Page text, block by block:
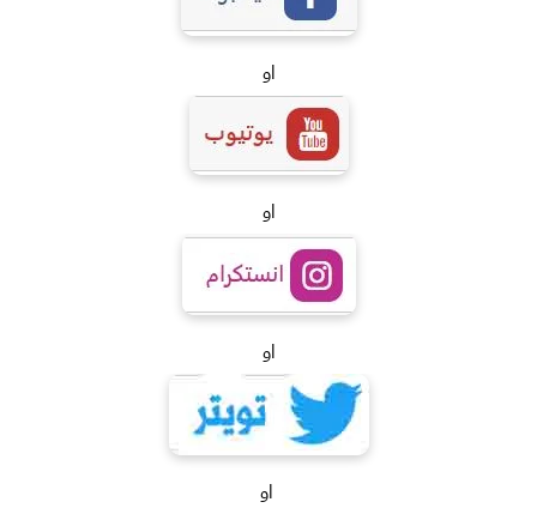
او
او
او
او